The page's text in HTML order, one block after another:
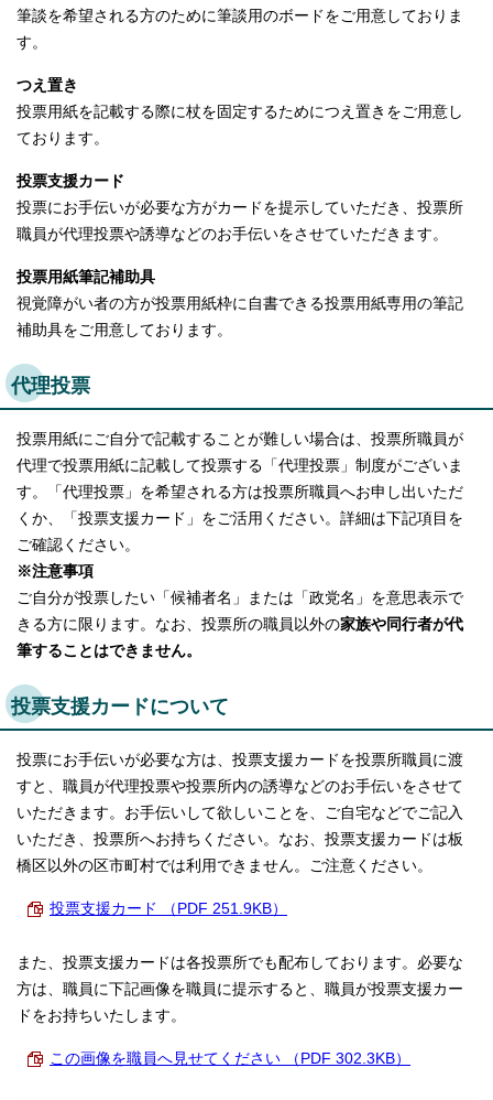
筆談を希望される方のために筆談用のボードをご用意しておりま
す。
つえ置き
投票用紙を記載する際に杖を固定するためにつえ置きをご用意し
ております。
投票支援カード
投票にお手伝いが必要な方がカードを提示していただき、投票所
職員が代理投票や誘導などのお手伝いをさせていただきます。
投票用紙筆記補助具
視覚障がい者の方が投票用紙枠に自書できる投票用紙専用の筆記
補助具をご用意しております。
代理投票
投票用紙にご自分で記載することが難しい場合は、投票所職員が
代理で投票用紙に記載して投票する「代理投票」制度がございま
す。「代理投票」を希望される方は投票所職員へお申し出いただ
くか、「投票支援カード」をご活用ください。詳細は下記項目を
ご確認ください。
※注意事項
ご自分が投票したい「候補者名」または「政党名」を意思表示で
きる方に限ります。なお、投票所の職員以外の家族や同行者が代
筆することはできません。
投票支援カードについて
投票にお手伝いが必要な方は、投票支援カードを投票所職員に渡
すと、職員が代理投票や投票所内の誘導などのお手伝いをさせて
いただきます。お手伝いして欲しいことを、ご自宅などでご記入
いただき、投票所へお持ちください。なお、投票支援カードは板
橋区以外の区市町村では利用できません。ご注意ください。
投票支援カード （PDF 251.9KB）
また、投票支援カードは各投票所でも配布しております。必要な
方は、職員に下記画像を職員に提示すると、職員が投票支援カー
ドをお持ちいたします。
この画像を職員へ見せてください （PDF 302.3KB）